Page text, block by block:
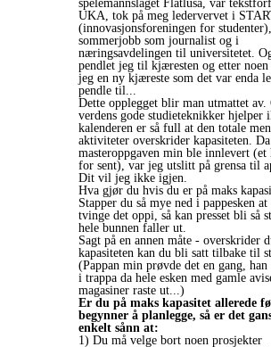
spelemannslaget Flatlusa, var
UKA, tok på meg ledervervet i
(innovasjonsforeningen for
sommerjobb som journalist og i
næringsavdelingen til universitetet.
pendlet jeg til kjæresten og etter
jeg en ny kjæreste som det var enda
pendle til...
Dette opplegget blir man utmattet av.
verdens gode studieteknikker hjelper
kalenderen er så full at den totale
aktiviteter overskrider kapasiteten. Da
masteroppgaven min ble innlevert (et
for sent), var jeg utslitt på grensa til
Dit vil jeg ikke igjen.
Hva gjør du hvis du er på maks
Stapper du så mye ned i pappesken
tvinge det oppi, så kan presset bli så
hele bunnen faller ut.
Sagt på en annen måte - overskrider
kapasiteten kan du bli satt tilbake til
(Pappan min prøvde det en gang, han
i trappa da hele esken med gamle
magasiner raste ut...)
Er du på maks kapasitet allerede
begynner å planlegge, så er det
enkelt sånn at:
1) Du må velge bort noen prosjekter